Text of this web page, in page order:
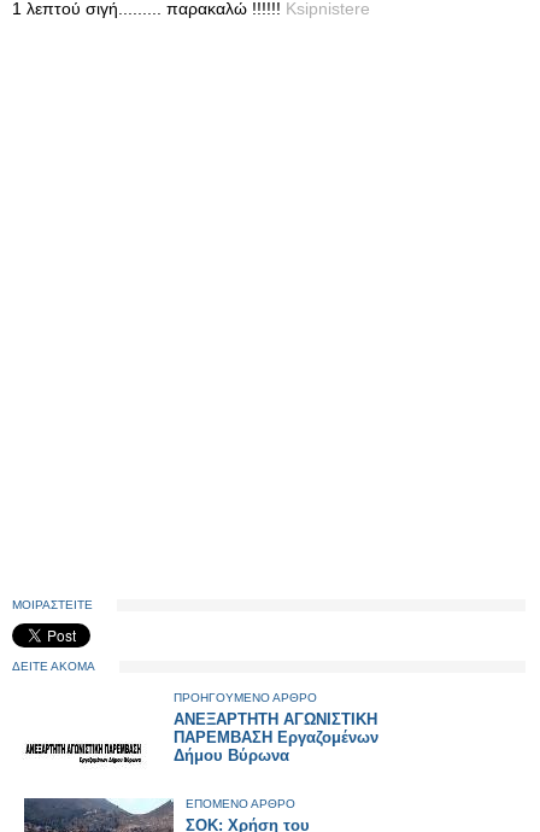
1 λεπτού σιγή......... παρακαλώ !!!!!! Ksipnistere
ΜΟΙΡΑΣΤΕΙΤΕ
ΔΕΙΤΕ ΑΚΟΜΑ
ΠΡΟΗΓΟΥΜΕΝΟ ΑΡΘΡΟ
ΑΝΕΞΑΡΤΗΤΗ ΑΓΩΝΙΣΤΙΚΗ
ΠΑΡΕΜΒΑΣΗ Εργαζομένων
Δήμου Βύρωνα
ΕΠΟΜΕΝΟ ΑΡΘΡΟ
ΣΟΚ: Xρήση του